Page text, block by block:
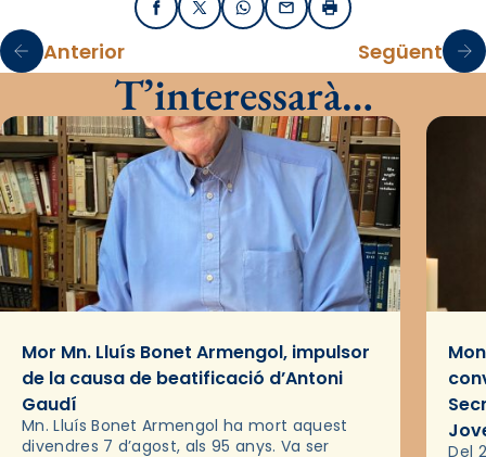
FacebookX / TwitterWhatsApp
EmailImprimir
Anterior Següent
T’interessarà…
Mor Mn. Lluís Bonet Armengol, impulsor
de la causa de beatificació d’Antoni
Gaudí
Mn. Lluís Bonet Armengol ha mort aquest
divendres 7 d’agost, als 95 anys. Va ser
Del